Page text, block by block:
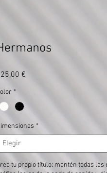
€
*
*
Elegir
tu propio título: mantén todas